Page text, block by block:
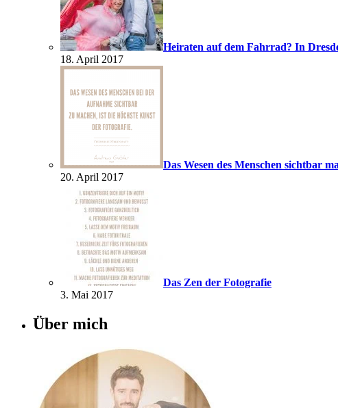
Heiraten auf dem Fahrrad? In
18. April 2017
Das Wesen des Menschen sichtbar
20. April 2017
Das Zen der Fotografie
3. Mai 2017
Über mich